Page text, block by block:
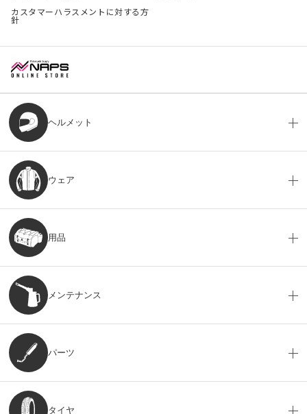
カスタマーハラスメントに対する方
針
ヘルメット
ウェア
用品
メンテナンス
パーツ
タイヤ